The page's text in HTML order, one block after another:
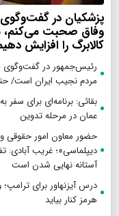
پزشکیان در
وفاق صحبت می‌کنم،
کالابرگ را افزایش
رئیس‌جمهور در گفت‌وگوی
مردم نجیب ایران است/
بقائی: برنامه‌ای برای سفر
عمان در مرحله تدوین
حضور معاون امور حقوقی و
دیپلماسی»؛ غریب آبادی:
آستانه نهایی شدن است
درس آیزنهاور برای
هرمز کنار بیاید